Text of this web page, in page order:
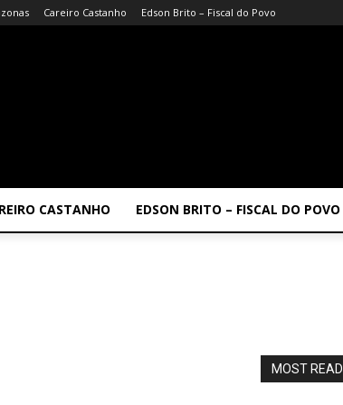
Careiro Castanho Edson Brito – Fiscal do Povo
CASTANHO EDSON BRITO – FISCAL DO POVO
MOST READ